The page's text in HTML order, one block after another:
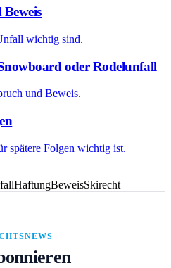
wichtig sind.
oder Rodelunfall
und Beweis.
spätere Folgen wichtig ist.
HaftungBeweisSkirecht